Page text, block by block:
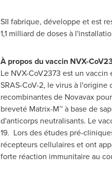
SII fabrique, développe et est
1,1 milliard de doses à
À propos du vaccin NVX-
Le NVX-CoV2373 est un
SRAS-CoV-2, le virus à
recombinantes de Novavax
breveté Matrix-M™ à base de
d'anticorps neutralisants. Le
19. Lors des études pré-
récepteurs cellulaires et ont
forte réaction immunitaire au